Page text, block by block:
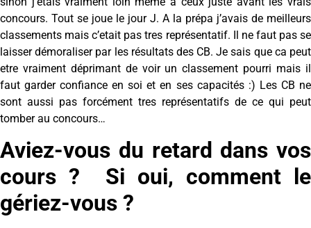
concours. Tout se joue le jour J. A la prépa j’avais de meilleurs
classements mais c’etait pas tres représentatif. Il ne faut pas se
laisser démoraliser par les résultats des CB. Je sais que ca peut
etre vraiment déprimant de voir un classement pourri mais il
faut garder confiance en soi et en ses capacités :) Les CB ne
sont aussi pas forcément tres représentatifs de ce qui peut
tomber au concours…
Aviez-vous du retard dans vos
cours ? Si oui, comment le
gériez-vous ?